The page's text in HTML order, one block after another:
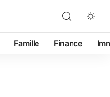
Famille Finance